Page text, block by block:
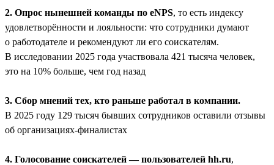
2. Опрос нынешней команды по eNPS, то есть индексу
удовлетворённости и лояльности: что сотрудники думают
о работодателе и рекомендуют ли его соискателям.
В исследовании 2025 года участвовала 421 тысяча человек,
это на 10% больше, чем год назад
3. Сбор мнений тех, кто раньше работал в компании.
В 2025 году 129 тысяч бывших сотрудников оставили отзывы
об организациях-финалистах
4. Голосование соискателей — пользователей hh.ru,